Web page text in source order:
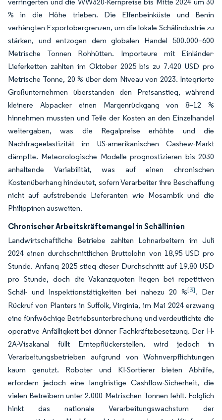
% in die Höhe trieben. Die Elfenbeinküste und Benin
verhängten Exportobergrenzen, um die lokale Schälindustrie zu
stärken, und entzogen dem globalen Handel 500.000–600
Metrische Tonnen Rohhütten. Importeure mit Einländer-
Lieferketten zahlten im Oktober 2025 bis zu 7.420 USD pro
Metrische Tonne, 20 % über dem Niveau von 2023. Integrierte
Großunternehmen überstanden den Preisanstieg, während
kleinere Abpacker einen Margenrückgang von 8–12 %
hinnehmen mussten und Teile der Kosten an den Einzelhandel
weitergaben, was die Regalpreise erhöhte und die
Nachfrageelastizität im US-amerikanischen Cashew-Markt
dämpfte. Meteorologische Modelle prognostizieren bis 2030
anhaltende Variabilität, was auf einen chronischen
Kostenüberhang hindeutet, sofern Verarbeiter ihre Beschaffung
nicht auf aufstrebende Lieferanten wie Mosambik und die
Philippinen ausweiten.
Chronischer Arbeitskräftemangel in Schällinien
Landwirtschaftliche Betriebe zahlten Lohnarbeitern im Juli
2024 einen durchschnittlichen Bruttolohn von 18,95 USD pro
Stunde. Anfang 2025 stieg dieser Durchschnitt auf 19,80 USD
pro Stunde, doch die Vakanzquoten liegen bei repetitiven
Schäl- und Inspektionstätigkeiten bei nahezu 20 %[3]. Der
Rückruf von Planters in Suffolk, Virginia, im Mai 2024 erzwang
eine fünfwöchige Betriebsunterbrechung und verdeutlichte die
operative Anfälligkeit bei dünner Fachkräftebesetzung. Der H-
2A-Visakanal füllt Erntepflückerstellen, wird jedoch in
Verarbeitungsbetrieben aufgrund von Wohnverpflichtungen
kaum genutzt. Roboter und KI-Sortierer bieten Abhilfe,
erfordern jedoch eine langfristige Cashflow-Sicherheit, die
vielen Betreibern unter 2.000 Metrischen Tonnen fehlt. Folglich
hinkt das nationale Verarbeitungswachstum der